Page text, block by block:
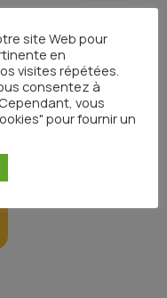
site Web pour
en
visites répétées.
consentez à
vous
pour fournir un